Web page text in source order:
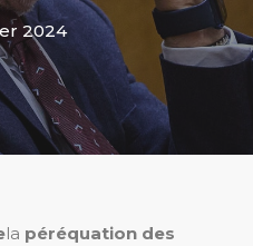
2024
la péréquation des